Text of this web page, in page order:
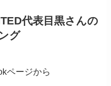
代表目黒さんの
グ
ページから